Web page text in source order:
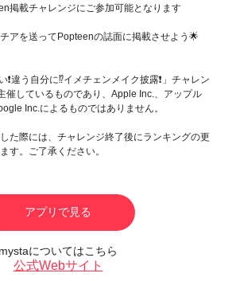
掲載チャレンジにご参加可能となります
アを送ってPopteenの誌面に掲載させよう🌟
❗️違う自分に⁉️イメチェンメイク披露❗️」チャレン
催しているものであり、Apple Inc.、アップル
Inc.によるものではありません。
た際には、チャレンジ終了後にランキングの更
す。ご了承ください。
アプリで見る
mystaについてはこちら
公式Webサイト